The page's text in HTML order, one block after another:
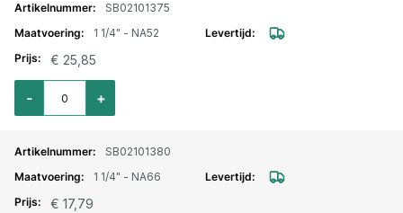
SB02101375
1 1/4" - NA52
€ 25,85
Aantal voor Storz lm. aansluitstuk binnendraad 1 1/4" - NA52
+
-
SB02101380
1 1/4" - NA66
€ 17,79